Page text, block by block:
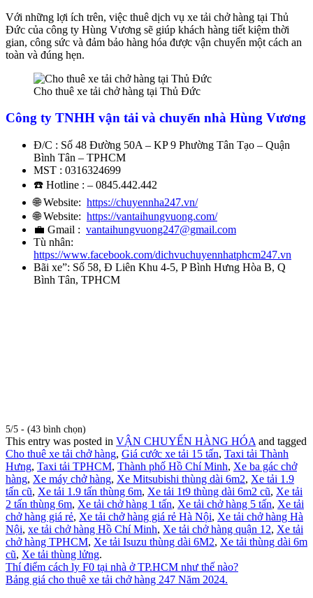
Với những lợi ích trên, việc thuê dịch vụ xe tải chở hàng tại Thủ
Đức của công ty Hùng Vương sẽ giúp khách hàng tiết kiệm thời
gian, công sức và đảm bảo hàng hóa được vận chuyển một cách an
toàn và đúng hẹn.
Cho thuê xe tải chở hàng tại Thủ Đức
Công ty TNHH vận tải và chuyển nhà Hùng Vương
Đ/C : Số 48 Đường 50A – KP 9 Phường Tân Tạo – Quận
Bình Tân – TPHCM
MST : 0316324699
☎️ Hotline : – 0845.442.442
🌐 Website: https://chuyennha247.vn/
🌐 Website: https://vantaihungvuong.com/
💼 Gmail : vantaihungvuong247@gmail.com
Tù nhân:
https://www.facebook.com/dichvuchuyennhatphcm247.vn
Bãi xe”: Số 58, Đ Liên Khu 4-5, P Bình Hưng Hòa B, Q
Bình Tân, TPHCM
5/5 - (43 bình chọn)
This entry was posted in VẬN CHUYỂN HÀNG HÓA and tagged
Cho thuê xe tải chở hàng, Giá cước xe tải 15 tấn, Taxi tải Thành
Hưng, Taxi tải TPHCM, Thành phố Hồ Chí Minh, Xe ba gác chở
hàng, Xe máy chở hàng, Xe Mitsubishi thùng dài 6m2, Xe tải 1.9
tấn cũ, Xe tải 1.9 tấn thùng 6m, Xe tải 1t9 thùng dài 6m2 cũ, Xe tải
2 tấn thùng 6m, Xe tải chở hàng 1 tấn, Xe tải chở hàng 5 tấn, Xe tải
chở hàng giá rẻ, Xe tải chở hàng giá rẻ Hà Nội, Xe tải chở hàng Hà
Nội, xe tải chở hàng Hồ Chí Minh, Xe tải chở hàng quận 12, Xe tải
chở hàng TPHCM, Xe tải Isuzu thùng dài 6M2, Xe tải thùng dài 6m
cũ, Xe tải thùng lửng.
Thí điểm cách ly F0 tại nhà ở TP.HCM như thế nào?
Bảng giá cho thuê xe tải chở hàng 247 Năm 2024.